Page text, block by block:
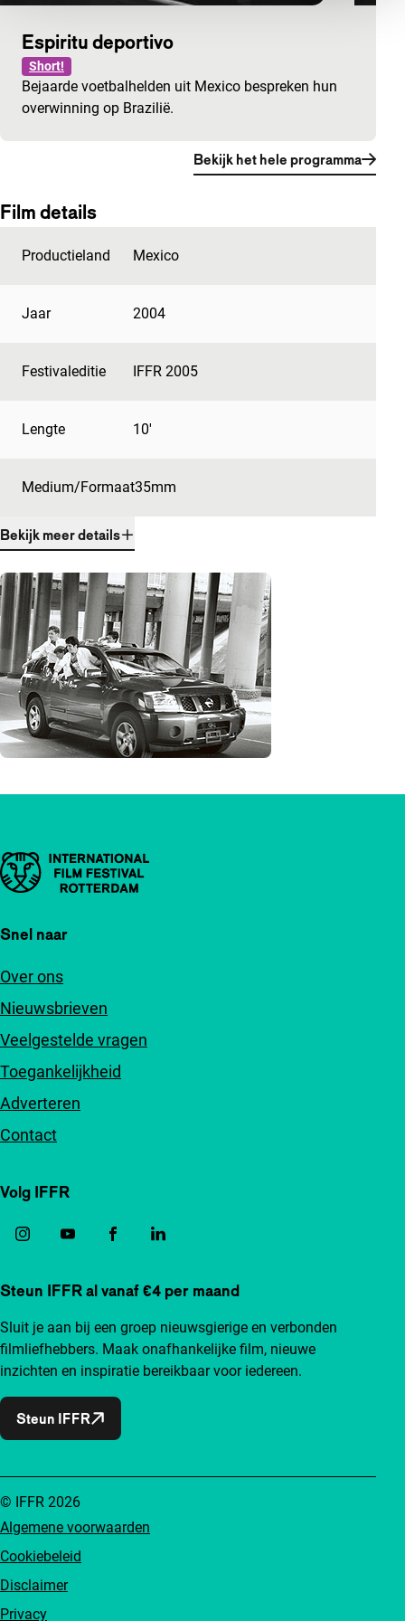
Espiritu deportivo
Short!
Bejaarde voetbalhelden uit Mexico bespreken hun
overwinning op Brazilië.
Bekijk het hele programma
Film details
Productieland Mexico
Jaar 2004
Festivaleditie IFFR 2005
Lengte 10'
Medium/Formaat35mm
Bekijk meer details
Belangrijke links
Snel naar
Over ons
Nieuwsbrieven
Veelgestelde vragen
Toegankelijkheid
Adverteren
Contact
Volg IFFR
Steun IFFR al vanaf €4 per maand
Sluit je aan bij een groep nieuwsgierige en verbonden
filmliefhebbers. Maak onafhankelijke film, nieuwe
inzichten en inspiratie bereikbaar voor iedereen.
Steun IFFR
Algemene voorwaarden
Cookiebeleid
Disclaimer
Privacy
© IFFR 2026